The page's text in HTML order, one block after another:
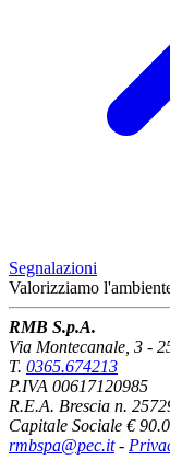
Segnalazioni
Valorizziamo
RMB S.p.A.
Via Montecanale, 3 -
T. 0365.674213
P.IVA 00617120985
R.E.A. Brescia n.
Capitale Sociale €
rmbspa@pec.it-